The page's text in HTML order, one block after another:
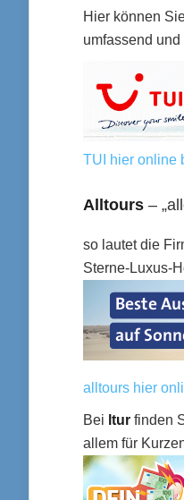
Hier können
umfassend
TUI hier online
Alltours –
so lautet die
Sterne-Luxus-
alltours hier
Bei ltur finden
allem für